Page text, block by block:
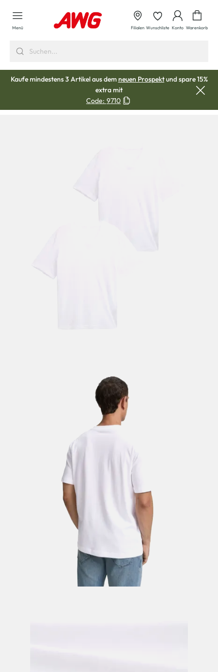
springen
Menü Filialen Wunschliste Konto Warenkorb
Kaufe mindestens 3 Artikel aus demneuen Prospektund spare 15%
extra mit
Code: 9710